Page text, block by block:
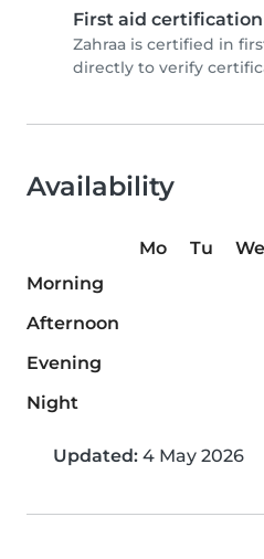
First aid certification
Zahraa is certified in
directly to verify
Availability
Mo Tu We
Morning
Afternoon
Evening
Night
Updated: 4 May 2026